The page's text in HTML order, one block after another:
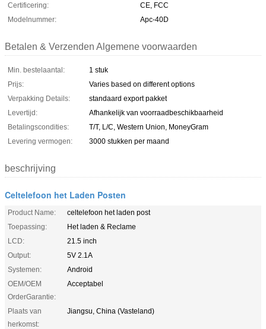
Certificering:
CE, FCC
Modelnummer:
Apc-40D
Betalen & Verzenden Algemene voorwaarden
Min. bestelaantal:
1 stuk
Prijs:
Varies based on different options
Verpakking Details:
standaard export pakket
Levertijd:
Afhankelijk van voorraadbeschikbaarheid
Betalingscondities:
T/T, L/C, Western Union, MoneyGram
Levering vermogen:
3000 stukken per maand
beschrijving
Celtelefoon het Laden Posten
Product Name:
celtelefoon het laden post
Toepassing:
Het laden & Reclame
LCD:
21.5 inch
Output:
5V 2.1A
Systemen:
Android
OEM/OEM
OrderGarantie:
Acceptabel
Plaats van
herkomst:
Jiangsu, China (Vasteland)